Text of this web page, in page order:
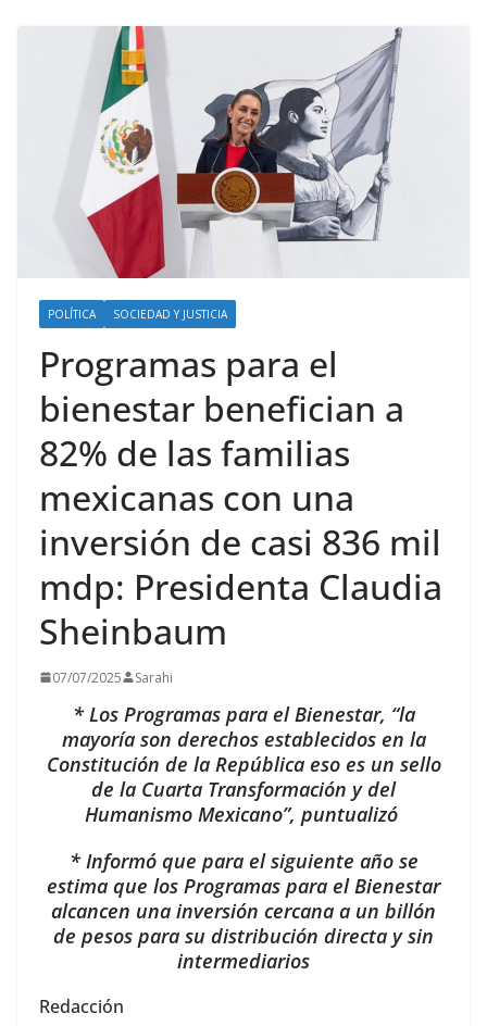
POLÍTICA SOCIEDAD Y JUSTICIA
Programas para el
bienestar benefician a
82% de las familias
mexicanas con una
inversión de casi 836 mil
mdp: Presidenta Claudia
Sheinbaum
07/07/2025 Sarahi
* Los Programas para el Bienestar, “la
mayoría son derechos establecidos en la
Constitución de la República eso es un sello
de la Cuarta Transformación y del
Humanismo Mexicano”, puntualizó
* Informó que para el siguiente año se
estima que los Programas para el Bienestar
alcancen una inversión cercana a un billón
de pesos para su distribución directa y sin
intermediarios
Redacción